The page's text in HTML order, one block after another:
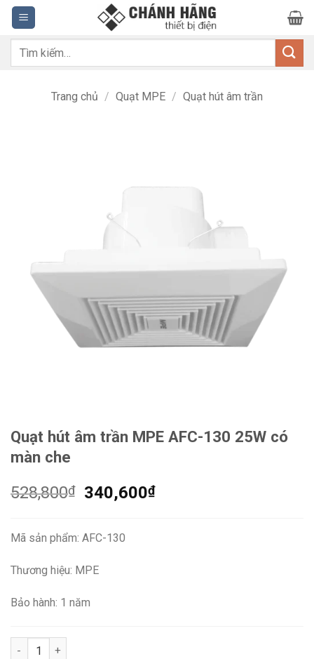
Bỏ
qua
nội
dung
Tìm
Trang chủ / Quạt MPE / Quạt hút âm trần
Quạt hút âm trần MPE AFC-130 25W có
màn che
528,800₫
Giá
528,800₫.
340,600₫Giá
Mã sản phẩm: AFC-130
Thương hiệu: MPE
Bảo hành: 1 năm
Quạt hút âm trần MPE AFC-130 25W có màn che số lượng